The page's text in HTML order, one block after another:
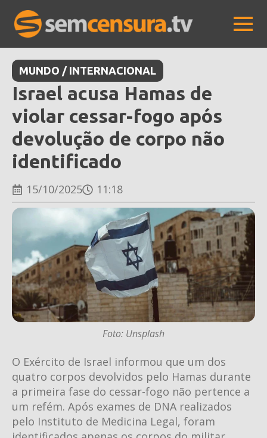
MUNDO / INTERNACIONAL
Israel acusa Hamas de
violar cessar-fogo após
devolução de corpo não
identificado
15/10/2025 11:18
Foto: Unsplash
O Exército de Israel informou que um dos
quatro corpos devolvidos pelo Hamas durante
a primeira fase do cessar-fogo não pertence a
um refém. Após exames de DNA realizados
pelo Instituto de Medicina Legal, foram